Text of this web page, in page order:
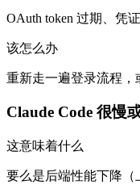
OAuth token 过期、凭
该怎么办
重新走一遍登录流程，
Claude Code 很慢
这意味着什么
要么是后端性能下降（